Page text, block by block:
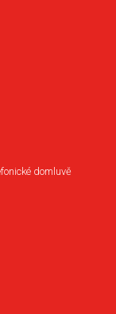
domluvě